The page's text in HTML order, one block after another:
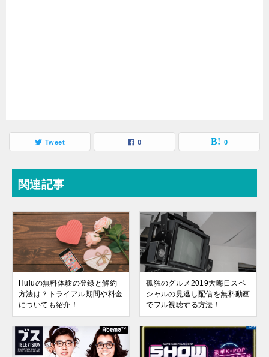
Tweet 0 0
関連記事
Huluの無料体験の登録と解約
方法は？トライアル期間や料金
についても紹介！
孤独のグルメ2019大晦日スペ
シャルの見逃し配信を無料動画
でフル視聴する方法！